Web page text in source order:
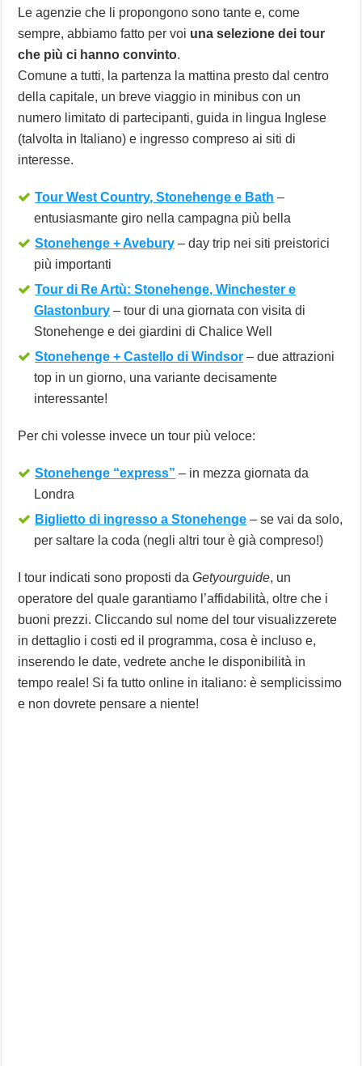
Le agenzie che li propongono sono tante e, come
sempre, abbiamo fatto per voi una selezione dei tour
che più ci hanno convinto.
Comune a tutti, la partenza la mattina presto dal centro
della capitale, un breve viaggio in minibus con un
numero limitato di partecipanti, guida in lingua Inglese
(talvolta in Italiano) e ingresso compreso ai siti di
interesse.
Tour West Country, Stonehenge e Bath –
entusiasmante giro nella campagna più bella
Stonehenge + Avebury – day trip nei siti preistorici
più importanti
Tour di Re Artù: Stonehenge, Winchester e
Glastonbury – tour di una giornata con visita di
Stonehenge e dei giardini di Chalice Well
Stonehenge + Castello di Windsor – due attrazioni
top in un giorno, una variante decisamente
interessante!
Per chi volesse invece un tour più veloce:
Stonehenge “express” – in mezza giornata da
Londra
Biglietto di ingresso a Stonehenge – se vai da solo,
per saltare la coda (negli altri tour è già compreso!)
I tour indicati sono proposti daGetyourguide, un
operatore del quale garantiamo l’affidabilità, oltre che i
buoni prezzi. Cliccando sul nome del tour visualizzerete
in dettaglio i costi ed il programma, cosa è incluso e,
inserendo le date, vedrete anche le disponibilità in
tempo reale! Si fa tutto online in italiano: è semplicissimo
e non dovrete pensare a niente!